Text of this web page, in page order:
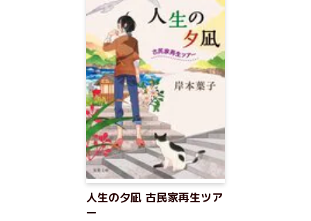
人生の夕凪 古民家再生ツア
ー